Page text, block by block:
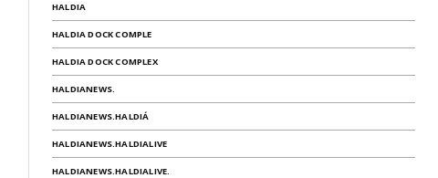
HALDIA
HALDIA DOCK COMPLE
HALDIA DOCK COMPLEX
HALDIANEWS.
HALDIANEWS.HALDIÁ
HALDIANEWS.HALDIALIVE
HALDIANEWS.HALDIALIVE.